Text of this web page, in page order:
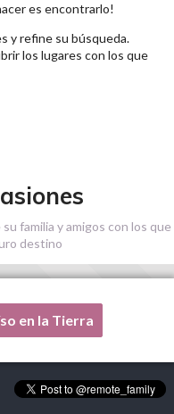
es encontrarlo!
y refine su búsqueda.
los lugares con los que
familia y amigos con los que
destino
esta lista, por favor,
en la Tierra